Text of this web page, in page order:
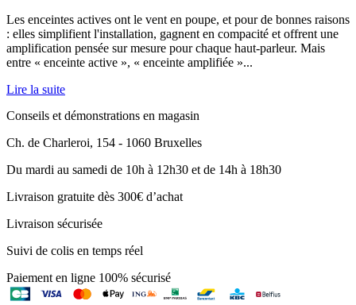
Les enceintes actives ont le vent en poupe, et pour de bonnes raisons
: elles simplifient l'installation, gagnent en compacité et offrent une
amplification pensée sur mesure pour chaque haut-parleur. Mais
entre « enceinte active », « enceinte amplifiée »...
Lire la suite
Conseils et démonstrations en magasin
Ch. de Charleroi, 154 - 1060 Bruxelles
Du mardi au samedi de 10h à 12h30 et de 14h à 18h30
Livraison gratuite dès 300€ d’achat
Livraison sécurisée
Suivi de colis en temps réel
Paiement en ligne 100% sécurisé